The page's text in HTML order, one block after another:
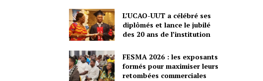
L’UCAO-UUT a célébré ses
diplômés et lance le jubilé
des 20 ans de l’institution
FESMA 2026 : les exposants
formés pour maximiser leurs
retombées commerciales